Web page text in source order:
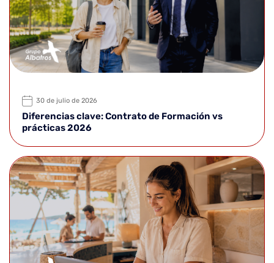
30 de julio de 2026
Diferencias clave: Contrato de Formación vs
prácticas 2026